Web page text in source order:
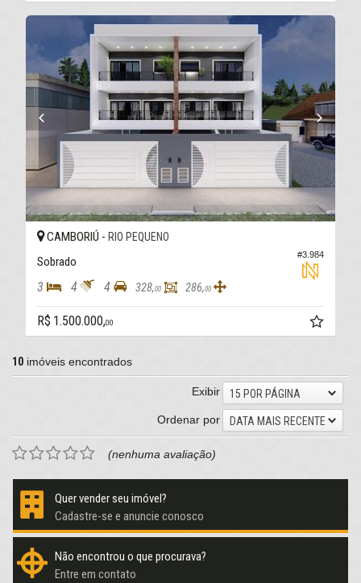
#3.984
CAMBORIÚ - RIO PEQUENO
Sobrado
3 4 4 328,00 286,00
R$ 1.500.000,00
10 imóveis encontrados
Exibir
15 POR PÁGINA
Ordenar por
DATA MAIS RECENTE
(nenhuma avaliação)
Quer vender seu imóvel?
Cadastre-se e anuncie conosco
Não encontrou o que procurava?
Entre em contato